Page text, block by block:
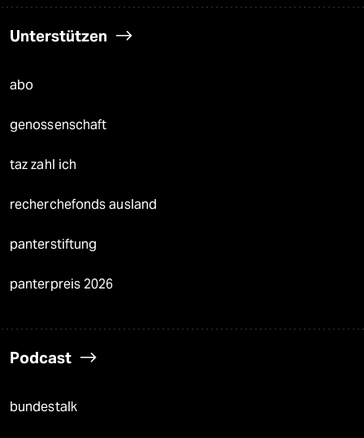
Unterstützen
abo
genossenschaft
taz zahl ich
recherchefonds ausland
panterstiftung
panterpreis 2026
Podcast
bundestalk